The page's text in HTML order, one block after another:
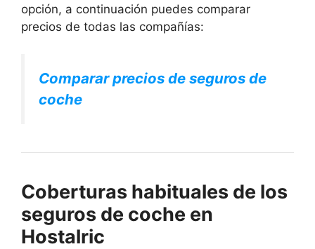
opción, a continuación puedes comparar
precios de todas las compañías:
Comparar precios de seguros de
coche
Coberturas habituales de los
seguros de coche en
Hostalric